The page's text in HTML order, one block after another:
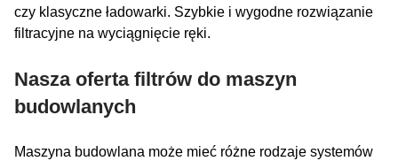
czy klasyczne ładowarki. Szybkie i wygodne rozwiązanie
filtracyjne na wyciągnięcie ręki.
Nasza oferta filtrów do maszyn
budowlanych
Maszyna budowlana może mieć różne rodzaje systemów